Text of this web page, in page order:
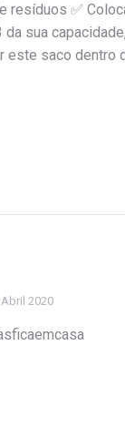
resíduos ✅
sua
este saco dentro
Abril 2020